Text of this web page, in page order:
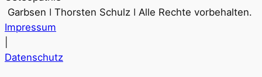
Garbsen ǀ Thorsten Schulz ǀ Alle Rechte vorbehalten.
Impressum
Datenschutz